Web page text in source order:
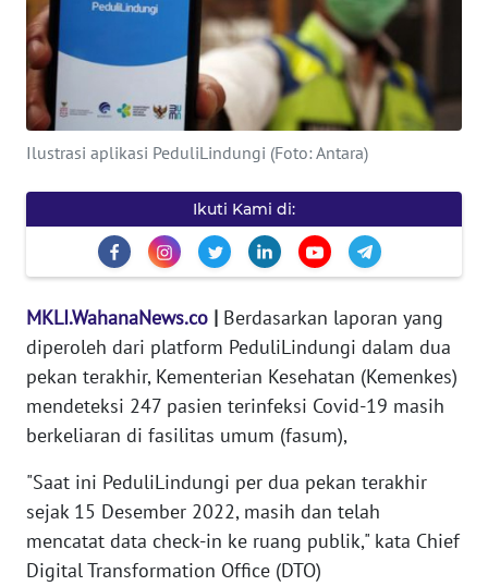
Ilustrasi aplikasi PeduliLindungi (Foto: Antara)
Ikuti Kami di:
MKLI.WahanaNews.co | Berdasarkan laporan yang
diperoleh dari platform PeduliLindungi dalam dua
pekan terakhir, Kementerian Kesehatan (Kemenkes)
mendeteksi 247 pasien terinfeksi Covid-19 masih
berkeliaran di fasilitas umum (fasum),
"Saat ini PeduliLindungi per dua pekan terakhir
sejak 15 Desember 2022, masih dan telah
mencatat data check-in ke ruang publik," kata Chief
Digital Transformation Office (DTO)
KONTAK
KAMI
INFO
IKLAN
KAMI
PEDOMAN
MEDIA
REDAKSI
KARIR
DISCLAIMER
Wahana
News
Regional